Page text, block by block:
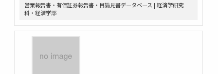
営業報告書・有価証券報告書・目論見書データベース | 経済学研究
科・経済学部